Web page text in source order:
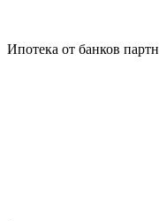
Ипотека от банков